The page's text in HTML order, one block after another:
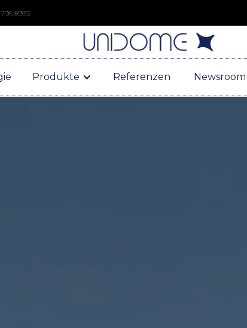
8933
Produkte Referenzen Newsroom